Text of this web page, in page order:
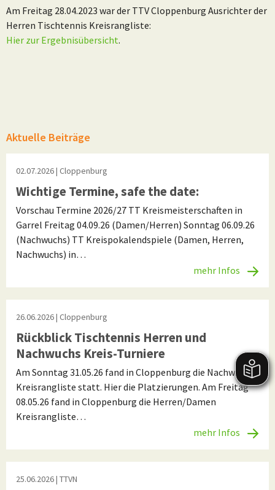
Am Freitag 28.04.2023 war der TTV Cloppenburg Ausrichter der
Herren Tischtennis Kreisrangliste:
Hier zur Ergebnisübersicht.
Aktuelle Beiträge
02.07.2026| Cloppenburg
Wichtige Termine, safe the date:
Vorschau Termine 2026/27 TT Kreismeisterschaften in
Garrel Freitag 04.09.26 (Damen/Herren) Sonntag 06.09.26
(Nachwuchs) TT Kreispokalendspiele (Damen, Herren,
Nachwuchs) in…
mehr Infos
26.06.2026| Cloppenburg
Rückblick Tischtennis Herren und
Nachwuchs Kreis-Turniere
Am Sonntag 31.05.26 fand in Cloppenburg die Nachwuchs
Kreisrangliste statt. Hier die Platzierungen. Am Freitag
08.05.26 fand in Cloppenburg die Herren/Damen
Kreisrangliste…
mehr Infos
25.06.2026| TTVN